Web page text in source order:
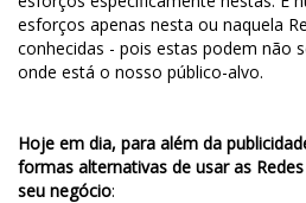
esforços apenas nesta ou naquela
conhecidas - pois estas podem não
onde está o nosso público-alvo.
Hoje em dia, para além da
formas alternativas de usar as
seu negócio: